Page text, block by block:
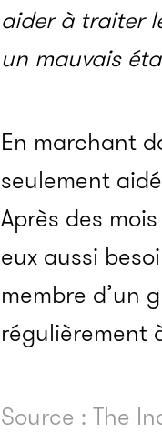
aider à traiter
un mauvais
En marchant
seulement
Après des
eux aussi
membre d’un
régulièrement
Source : The